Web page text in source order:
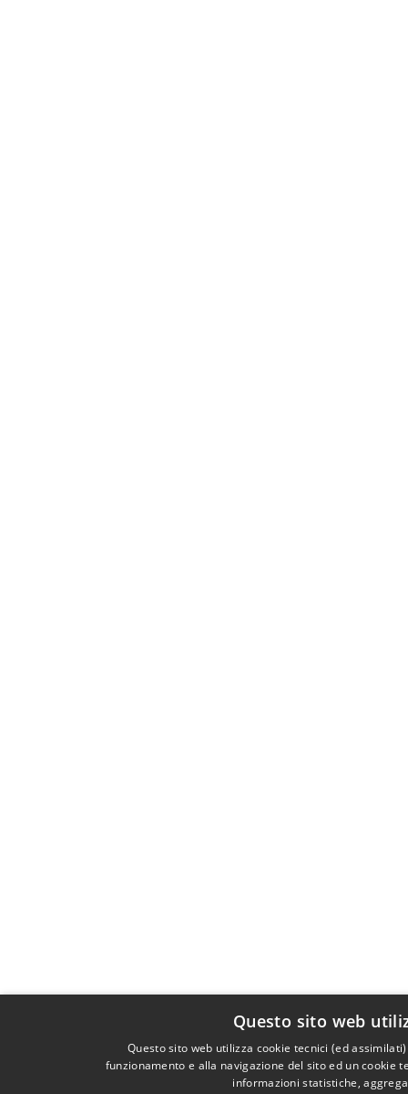
Questo sito web
Questo sito web utilizza cookie tecnici (ed
funzionamento e alla navigazione del sito ed un cookie
informazioni statistiche,